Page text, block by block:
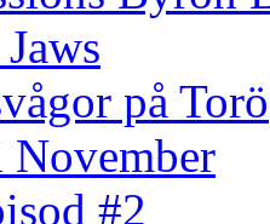
på Torö
#2